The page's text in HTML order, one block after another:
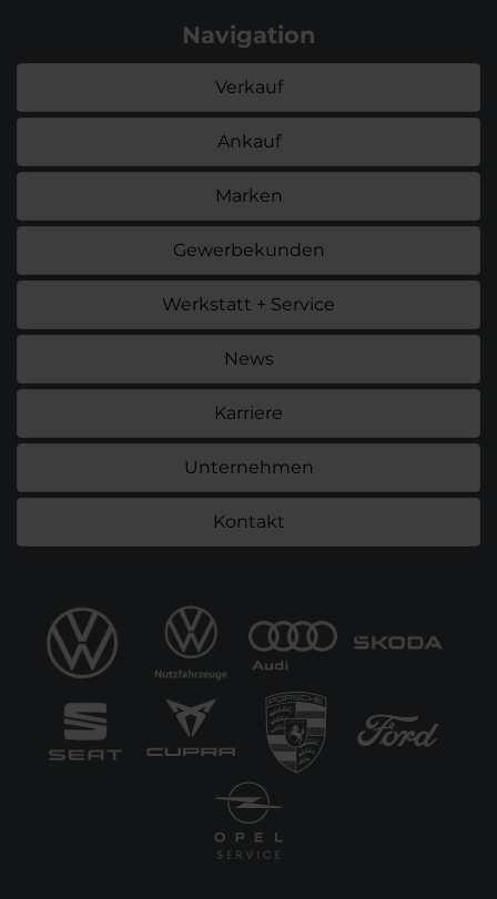
Navigation
Verkauf
Ankauf
Marken
Gewerbekunden
Werkstatt + Service
News
Karriere
Unternehmen
Kontakt